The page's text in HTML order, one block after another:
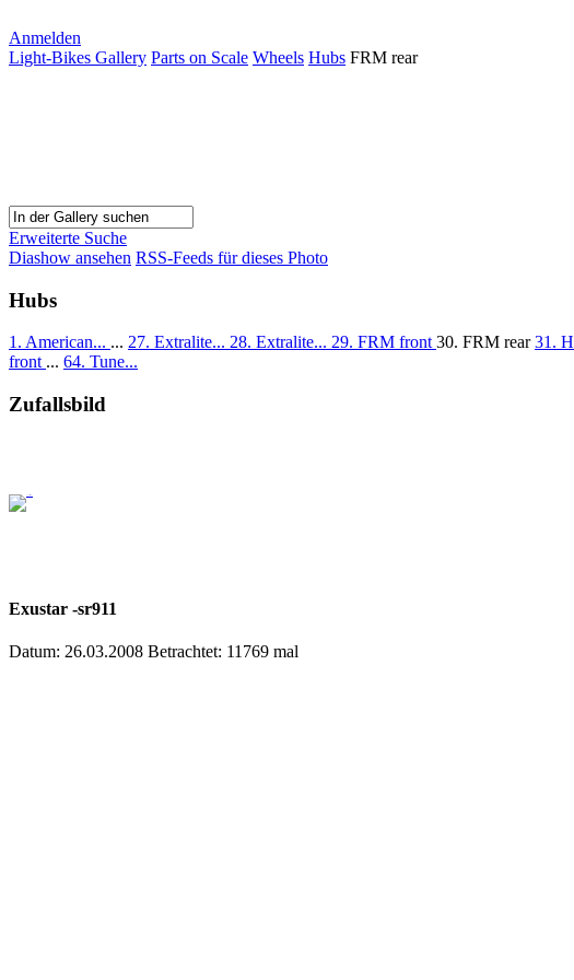
Anmelden
Light-Bikes Gallery Parts on Scale Wheels Hubs FRM rear
Erweiterte Suche
Diashow ansehen RSS-Feeds für dieses Photo
Hubs
1. American... ... 27. Extralite... 28. Extralite... 29. FRM front30. FRM rear31.
front ... 64. Tune...
Zufallsbild
Exustar -sr911
Datum: 26.03.2008 Betrachtet: 11769 mal